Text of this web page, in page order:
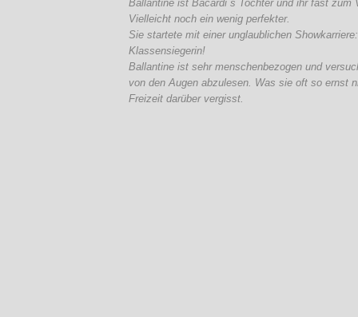
Ballantine ist Bacardi`s Tochter und ihr fast zum
Vielleicht noch ein wenig perfekter.
Sie startete mit einer unglaublichen
Klassensiegerin!
Ballantine ist sehr menschenbezogen und
von den Augen abzulesen. Was sie oft so ernst
Freizeit darüber vergisst.